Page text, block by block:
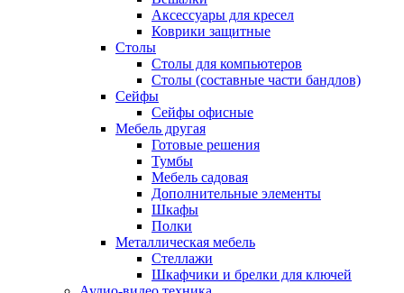
Аксессуары для кресел
Коврики защитные
Столы
Столы для компьютеров
Столы (составные части бандлов)
Сейфы
Сейфы офисные
Мебель другая
Готовые решения
Тумбы
Мебель садовая
Дополнительные элементы
Шкафы
Полки
Металлическая мебель
Стеллажи
Шкафчики и брелки для ключей